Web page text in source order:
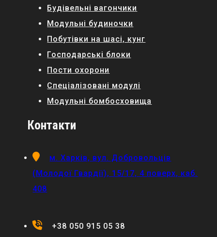
Будівельні вагончики
Модульні будиночки
Побутівки на шасі, кунг
Господарські блоки
Пости охорони
Спеціалізовані модулі
Модульні бомбосховища
Контакти
м. Харків, вул. Добровольців
(Молодої Гвардії), 15/17, 4 поверх, каб.
408
+38 050 915 05 38